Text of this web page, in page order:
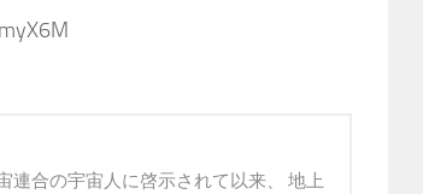
連合の宇宙人に啓示されて以来、 地上